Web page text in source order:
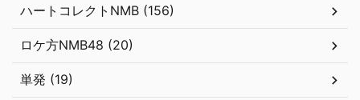
ハートコレクトNMB (156)
ロケ方NMB48 (20)
単発 (19)